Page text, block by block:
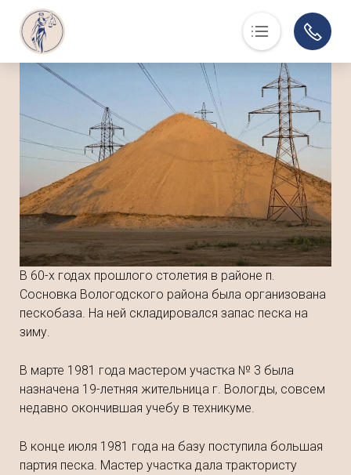
Основная навигация
О нас
Люди, события, факты
Суд в помощь
История
Контакты
Суды области
Информация по делам
Музей
В 60-х годах прошлого столетия в районе п.
Сосновка Вологодского района была организована
пескобаза. На ней складировался запас песка на
зиму.
В марте 1981 года мастером участка № 3 была
назначена 19-летняя жительница г. Вологды, совсем
недавно окончившая учебу в техникуме.
В конце июля 1981 года на базу поступила большая
партия песка. Мастер участка дала трактористу